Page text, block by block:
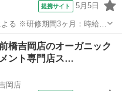
提携サイト 5月5日
る ※研修期間3ヶ月：時給
店／群馬県前橋市小島田町
橋小島田店】週1日～・1...
橋吉岡店のオーガニック
ント専門店ス…
岡店